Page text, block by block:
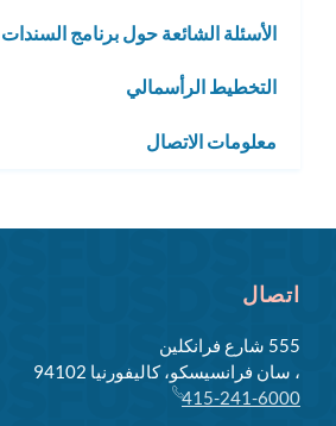
الأسئلة الشائعة حول برنامج السندات
التخطيط الرأسمالي
معلومات الاتصال
اتصال
555 شارع فرانكلين
، سان فرانسيسكو، كاليفورنيا 94102
415-241-6000